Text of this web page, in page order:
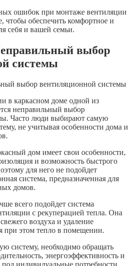
ошибок при монтаже вентиляции
чтобы обеспечить комфортное и
себя и вашей семьи.
выбор
системы
выбор вентиляционной системы
в каркасном доме одной из
неправильный выбор
Часто люди выбирают самую
не учитывая особенности дома и
дом имеет свои особенности,
и возможность быстрого
для него не подойдет
система, предназначенная для
домов.
всего подойдет система
с рекуперацией тепла. Она
воздуха и удаление
при этом тепло в помещении.
систему, необходимо обращать
энергоэффективность и
индивидуальные потребности